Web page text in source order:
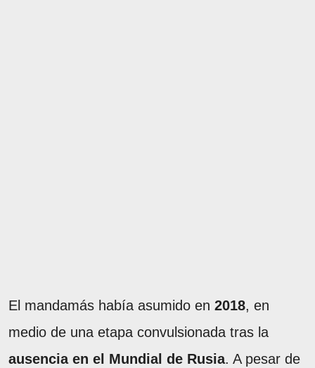
El mandamás había asumido en 2018, en
medio de una etapa convulsionada tras la
ausencia en el Mundial de Rusia. A pesar de